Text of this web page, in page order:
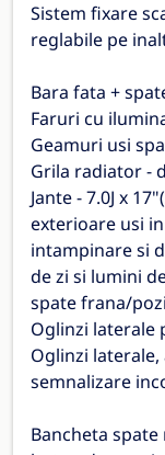
Sistem fixare
reglabile pe
Bara fata +
Faruri cu
Geamuri usi
Grila radiator -
Jante - 7.0J x
exterioare usi
intampinare si
de zi si lumini
spate frana/
Oglinzi laterale
Oglinzi
semnalizare
Bancheta